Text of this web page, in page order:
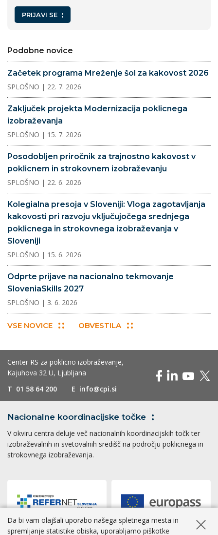
PRIJAVI SE
Podobne novice
Začetek programa Mreženje šol za kakovost 2026
SPLOŠNO | 22. 7. 2026
Zaključek projekta Modernizacija poklicnega
izobraževanja
SPLOŠNO | 15. 7. 2026
Posodobljen priročnik za trajnostno kakovost v
poklicnem in strokovnem izobraževanju
SPLOŠNO | 22. 6. 2026
Kolegialna presoja v Sloveniji: Vloga zagotavljanja
kakovosti pri razvoju vključujočega srednjega
poklicnega in strokovnega izobraževanja v
Sloveniji
SPLOŠNO | 15. 6. 2026
Odprte prijave na nacionalno tekmovanje
SloveniaSkills 2027
SPLOŠNO | 3. 6. 2026
VSE NOVICE OBVESTILA
Center RS za poklicno izobraževanje,
Kajuhova 32 U, Ljubljana
T 01 58 64 200 E info@cpi.si
Nacionalne koordinacijske točke
V okviru centra deluje več nacionalnih koordinacijskih točk ter
izobraževalnih in svetovalnih središč na področju poklicnega in
strokovnega izobraževanja.
Skrij
Da bi vam olajšali uporabo našega spletnega mesta in
spremljanje statistike obiska, uporabljamo piškotke